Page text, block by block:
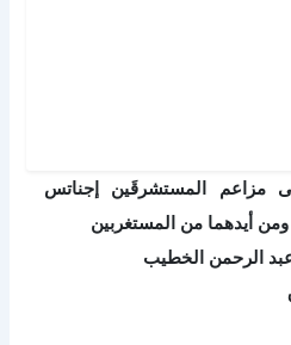
مزاعم المستشرقَين إجناتس
أيدهما من المستغربين
الرحمن الخطيب